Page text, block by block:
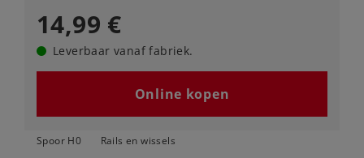
14,99 €
Leverbaar vanaf fabriek.
Online kopen
Spoor H0 Rails en wissels